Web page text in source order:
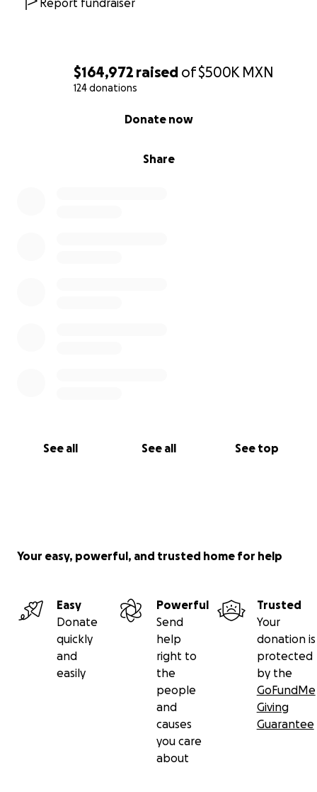
$164,972 raised of$500K MXN
124 donations
Share
Donate now
See all See all See top
Report fundraiser
Your easy, powerful, and trusted home for help
Easy
Donate
quickly
and
easily
Powerful
Send
help
right to
the
people
and
causes
you care
about
Trusted
Your
donation is
protected
by the
GoFundMe
Giving
Guarantee